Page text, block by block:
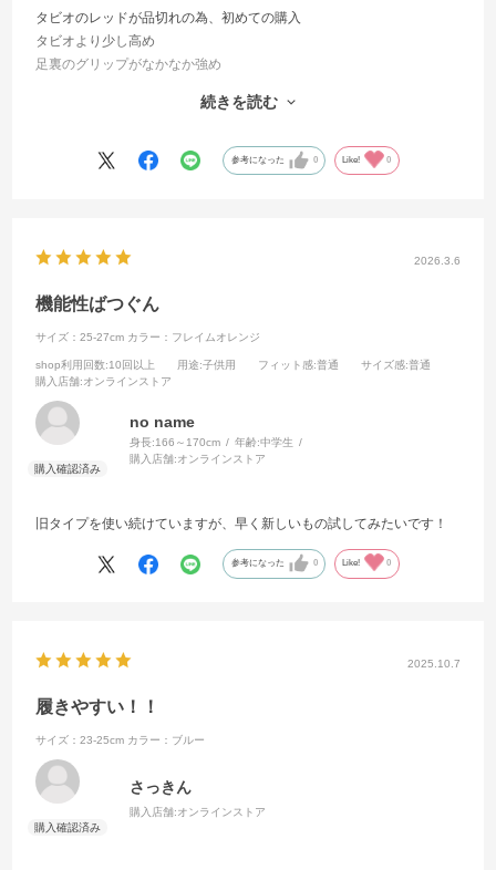
タビオのレッドが品切れの為、初めての購入
タビオより少し高め
足裏のグリップがなかなか強め
指先の強さがあればいいなと思いつつ使用中です
続きを読む
参考になった 0 Like! 0
2026.3.6
機能性ばつぐん
サイズ：25-27cm カラー：フレイムオレンジ
shop利用回数:10回以上 用途:子供用 フィット感:普通 サイズ感:普通
購入店舗:オンラインストア
no name
身長:166～170cm 年齢:中学生
購入店舗:オンラインストア
旧タイプを使い続けていますが、早く新しいもの試してみたいです！
参考になった 0 Like! 0
2025.10.7
履きやすい！！
サイズ：23-25cm カラー：ブルー
さっきん
購入店舗:オンラインストア